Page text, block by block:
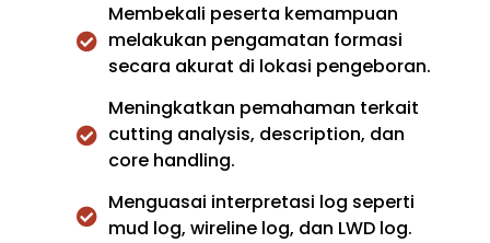
Membekali peserta kemampuan
melakukan pengamatan formasi
secara akurat di lokasi pengeboran.
Meningkatkan pemahaman terkait
cutting analysis, description, dan
core handling.
Menguasai interpretasi log seperti
mud log, wireline log, dan LWD log.